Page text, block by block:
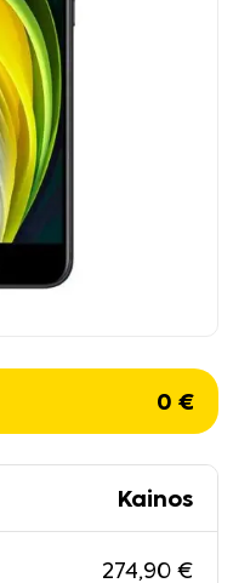
0 €
Kainos
274,90 €